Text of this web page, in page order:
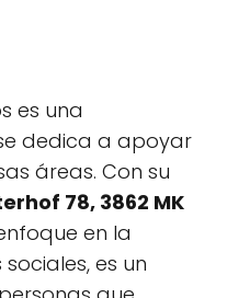
es una
dedica a apoyar
áreas. Con su
78, 3862 MK
en la
es un